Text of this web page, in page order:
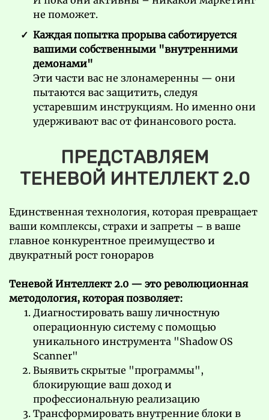
не поможет.
Каждая попытка прорыва саботируется
вашими собственными "внутренними
демонами"
Эти части вас не злонамеренны — они
пытаются вас защитить, следуя
устаревшим инструкциям. Но именно они
удерживают вас от финансового роста.
ПРЕДСТАВЛЯЕМ
ТЕНЕВОЙ ИНТЕЛЛЕКТ 2.0
Единственная технология, которая превращает
ваши комплексы, страхи и запреты – в ваше
главное конкурентное преимущество и
двукратный рост гонораров
Теневой Интеллект 2.0 — это революционная
методология, которая позволяет:
Диагностировать вашу личностную
операционную систему с помощью
уникального инструмента "Shadow OS
Scanner"
Выявить скрытые "программы",
блокирующие ваш доход и
профессиональную реализацию
Трансформировать внутренние блоки в